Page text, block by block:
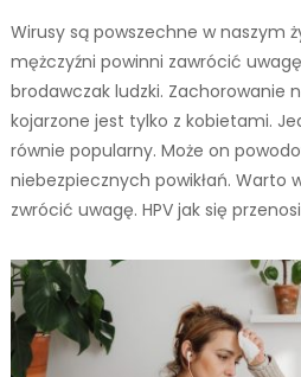
Wirusy są powszechne w naszym
mężczyźni powinni zawrócić
brodawczak ludzki. Zachorowanie
kojarzone jest tylko z kobietami.
równie popularny. Może on
niebezpiecznych powikłań. Warto
zwrócić uwagę. HPV jak się